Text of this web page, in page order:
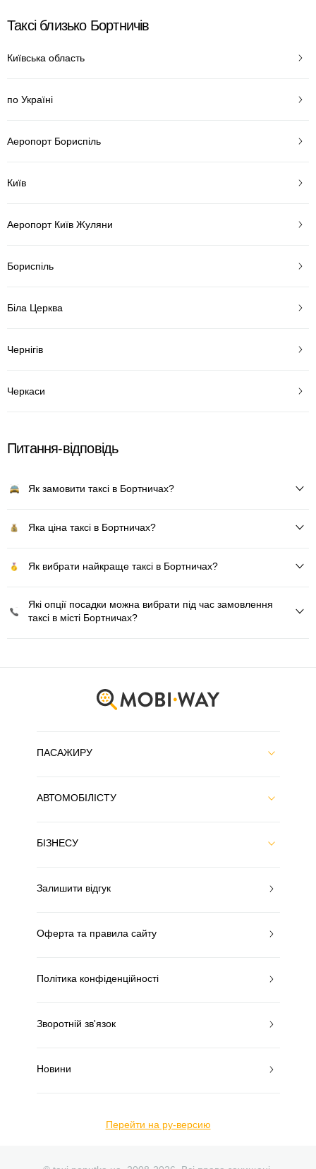
Таксі близько Бортничів
Київська область
по Україні
Аеропорт Бориспіль
Київ
Аеропорт Київ Жуляни
Бориспіль
Біла Церква
Чернігів
Черкаси
Питання-відповідь
Як замовити таксі в Бортничах?
Яка ціна таксі в Бортничах?
Як вибрати найкраще таксі в Бортничах?
Які опції посадки можна вибрати під час замовлення
таксі в місті Бортничах?
ПАСАЖИРУ
АВТОМОБІЛІСТУ
БІЗНЕСУ
Залишити відгук
Оферта та правила сайту
Політика конфіденційності
Зворотній зв'язок
Новини
Перейти на ру-версию